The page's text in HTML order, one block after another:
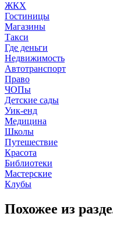
ЖКХ
Гостиницы
Магазины
Такси
Где деньги
Недвижимость
Автотранспорт
Право
ЧОПы
Детские сады
Уик-енд
Медицина
Школы
Путешествие
Красота
Библиотеки
Мастерские
Клубы
Похожее из